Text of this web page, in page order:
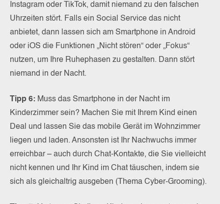
Instagram oder TikTok, damit niemand zu den falschen
Uhrzeiten stört. Falls ein Social Service das nicht
anbietet, dann lassen sich am Smartphone in Android
oder iOS die Funktionen „Nicht stören“ oder „Fokus“
nutzen, um Ihre Ruhephasen zu gestalten. Dann stört
niemand in der Nacht.
Tipp 6: Muss das Smartphone in der Nacht im
Kinderzimmer sein? Machen Sie mit Ihrem Kind einen
Deal und lassen Sie das mobile Gerät im Wohnzimmer
liegen und laden. Ansonsten ist Ihr Nachwuchs immer
erreichbar – auch durch Chat-Kontakte, die Sie vielleicht
nicht kennen und Ihr Kind im Chat täuschen, indem sie
sich als gleichaltrig ausgeben (Thema Cyber-Grooming).